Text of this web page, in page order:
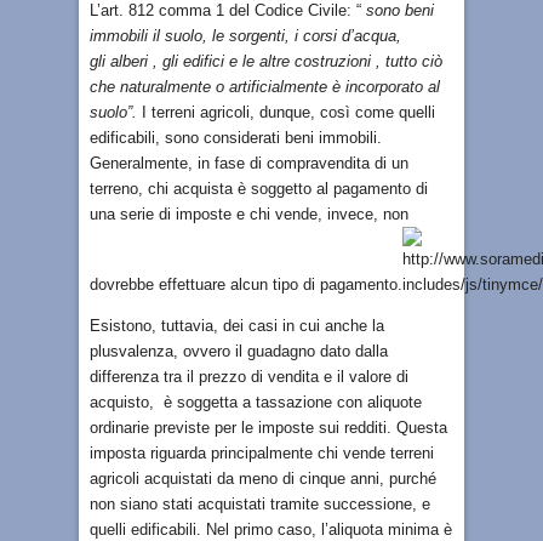
L’art. 812 comma 1 del Codice Civile: “ sono beni
immobili il suolo, le sorgenti, i corsi d’acqua,
gli alberi , gli edifici e le altre costruzioni , tutto ciò
che naturalmente o artificialmente è incorporato al
suolo”.
I terreni agricoli, dunque, così come quelli
edificabili, sono considerati beni immobili.
Generalmente, in fase di compravendita di un
terreno, chi acquista è soggetto al pagamento di
una serie di imposte e chi vende, invece, non
dovrebbe effettuare alcun tipo di pagamento.
Esistono, tuttavia, dei casi in cui anche la
plusvalenza, ovvero il guadagno dato dalla
differenza tra il prezzo di vendita e il valore di
acquisto, è soggetta a tassazione con aliquote
ordinarie previste per le imposte sui redditi. Questa
imposta riguarda principalmente chi vende terreni
agricoli acquistati da meno di cinque anni, purché
non siano stati acquistati tramite successione, e
quelli edificabili. Nel primo caso, l’aliquota minima è